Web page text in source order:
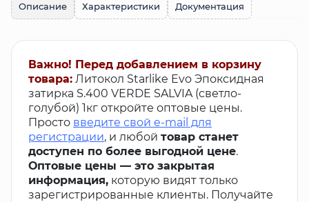
Описание Характеристики Документация
Важно! Перед добавлением в корзину
товара: Литокол Starlike Evo Эпоксидная
затирка S.400 VERDE SALVIA (светло-
голубой) 1кг откройте оптовые цены.
Просто введите свой e-mail для
регистрации, и любой товар станет
доступен по более выгодной цене.
Оптовые цены — это закрытая
информация, которую видят только
зарегистрированные клиенты. Получайте